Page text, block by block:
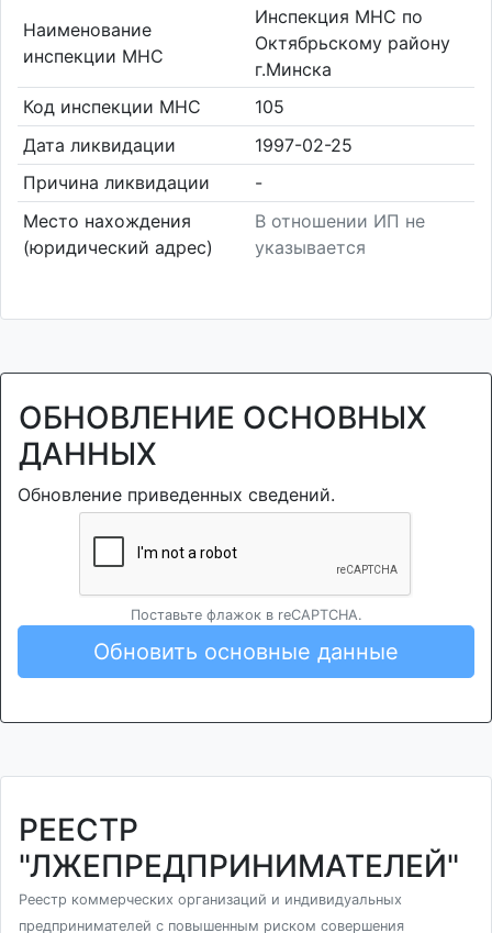
Наименование
инспекции МНС
Инспекция МНС по
Октябрьскому району
г.Минска
Код инспекции МНС
105
Дата ликвидации
1997-02-25
Причина ликвидации
-
Место нахождения
(юридический адрес)
В отношении ИП не
указывается
ОБНОВЛЕНИЕ ОСНОВНЫХ
ДАННЫХ
Обновление приведенных сведений.
Поставьте флажок в reCAPTCHA.
Обновить основные данные
РЕЕСТР
"ЛЖЕПРЕДПРИНИМАТЕЛЕЙ"
Реестр коммерческих организаций и индивидуальных
предпринимателей с повышенным риском совершения